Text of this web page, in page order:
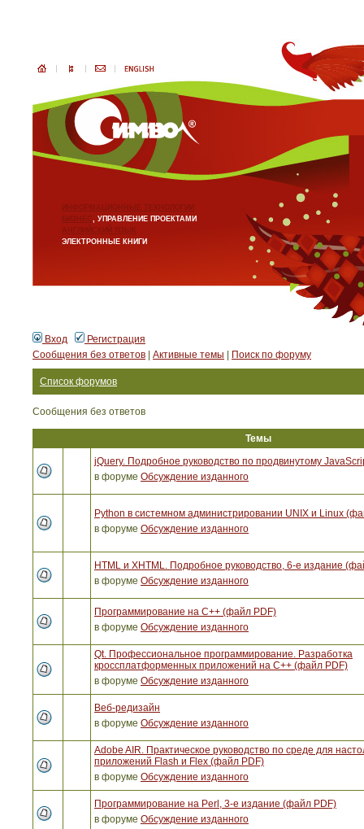
ИНФОРМАЦИОННЫЕ ТЕХНОЛОГИИ
БИЗНЕС, УПРАВЛЕНИЕ ПРОЕКТАМИ
АНГЛИЙСКИЙ ЯЗЫК
ЭЛЕКТРОННЫЕ КНИГИ
Вход
Регистрация
Сообщения без ответов
Активные темы Поиск по форуму
Список форумов
Сообщения без ответов
Темы
jQuery. Подробное руководство по продвинутому
в форуме Обсуждение изданного
Python в системном администрировании UNIX и Linux
в форуме Обсуждение изданного
HTML и XHTML. Подробное руководство, 6-е издание
в форуме Обсуждение изданного
Программирование на C++ (файл PDF)
в форуме Обсуждение изданного
Qt. Профессиональное программирование. Разработка
кроссплатформенных приложений на С++ (файл PDF)
в форуме Обсуждение изданного
Веб-редизайн
в форуме Обсуждение изданного
Adobe AIR. Практическое руководство по среде для
приложений Flash и Flex (файл PDF)
в форуме Обсуждение изданного
Программирование на Perl, 3-е издание (файл PDF)
в форуме Обсуждение изданного